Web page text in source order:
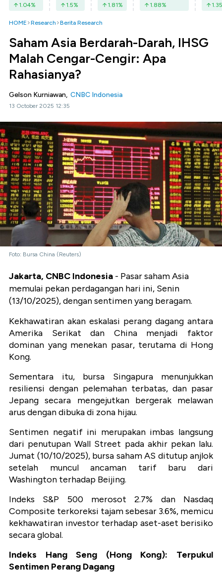
1.04% 1.5% 1.81% 1.88% 1.35
HOME Research Berita Research
Saham Asia Berdarah-Darah, IHSG
Malah Cengar-Cengir: Apa
Rahasianya?
Gelson Kurniawan, CNBC Indonesia
13 October 2025 12:35
Foto: Bursa China (Reuters)
Jakarta, CNBC Indonesia - Pasar saham Asia
memulai pekan perdagangan hari ini, Senin
(13/10/2025), dengan sentimen yang beragam.
Kekhawatiran akan eskalasi perang dagang antara
Amerika Serikat dan China menjadi faktor
dominan yang menekan pasar, terutama di Hong
Kong.
Sementara itu, bursa Singapura menunjukkan
resiliensi dengan pelemahan terbatas, dan pasar
Jepang secara mengejutkan bergerak melawan
arus dengan dibuka di zona hijau.
Sentimen negatif ini merupakan imbas langsung
dari penutupan Wall Street pada akhir pekan lalu.
Jumat (10/10/2025), bursa saham AS ditutup anjlok
setelah muncul ancaman tarif baru dari
Washington terhadap Beijing.
Indeks S&P 500 merosot 2.7% dan Nasdaq
Composite terkoreksi tajam sebesar 3.6%, memicu
kekhawatiran investor terhadap aset-aset berisiko
secara global.
Indeks Hang Seng (Hong Kong): Terpukul
Sentimen Perang Dagang